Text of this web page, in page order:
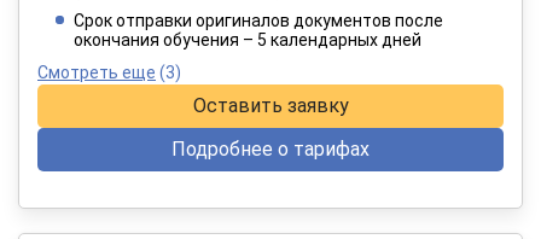
При оплате в рассрочку на 12 месяцев
Срок отправки оригиналов документов после
окончания обучения – 5 календарных дней
Смотреть еще (3)
Оставить заявку
Подробнее о тарифах